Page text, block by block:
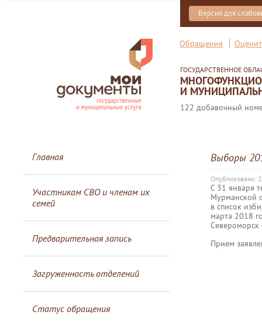
Версия для
Обращения
ГОСУДАРСТВЕННОЕ
И
122 добавочный
Главная
Участникам СВО и членам их
семей
Предварительная запись
Загруженность отделений
Статус обращения
Выборы
Опубликовано:
С 31 января
Мурманской
в список
марта 2018
Североморск
Прием